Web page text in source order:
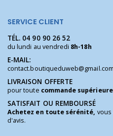
SERVICE CLIENT
TÉL. 04 90 90 26 52
du lundi au vendredi 8h-18h
E-MAIL:
contact.boutiqueduweb@gmail.com
LIVRAISON OFFERTE
pour toute commande supérieure
SATISFAIT OU REMBOURSÉ
Achetez en toute sérénité,
d'avis.